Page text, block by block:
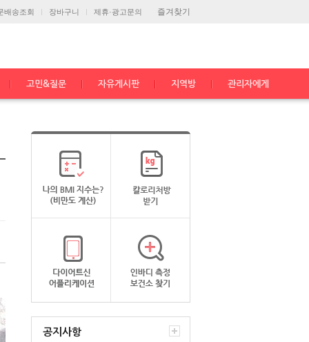
즐겨찾기
배송조회 장바구니 제휴·광고문의
고민&질문 자유게시판 지역방 관리자에게
공지사항